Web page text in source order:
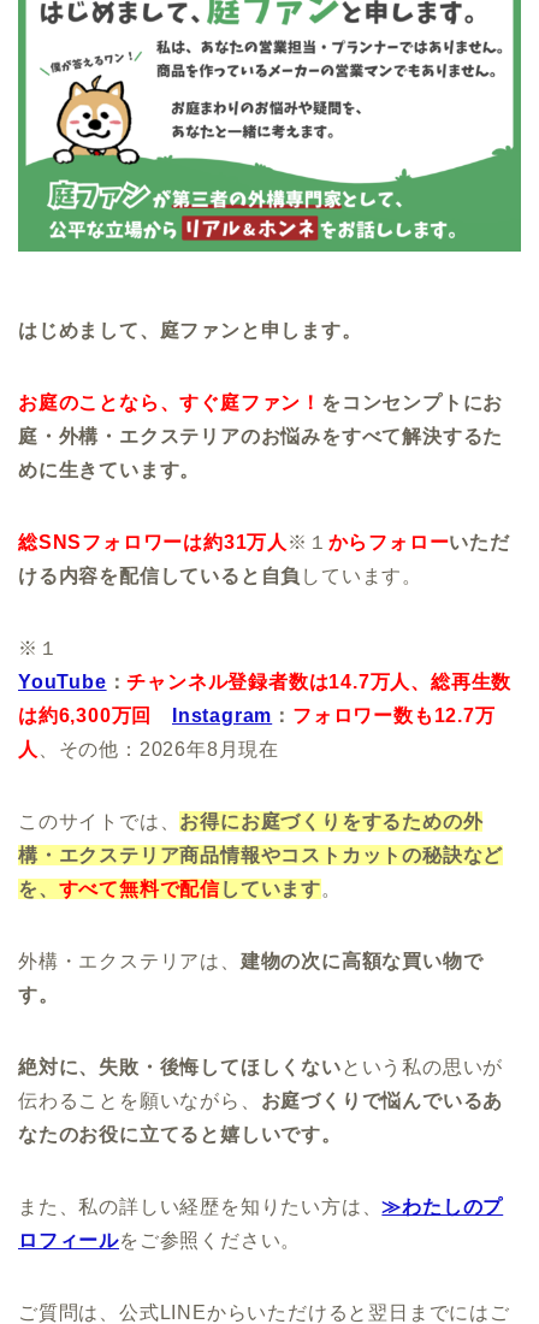
はじめまして、庭ファンと申します。
お庭のことなら、すぐ庭ファン！ をコンセンプトにお
庭・外構・エクステリアのお悩みをすべて解決するた
めに生きています。
総SNSフォロワーは約31万人 ※１ からフォローいただ
ける内容を配信していると自負 しています。
※１
YouTube ：チャンネル登録者数は14.7万人、総再生数
は約6,300万回
Instagram ： フォロワー数も12.7万
人
、その他：2026年8月現在
このサイトでは、 お得にお庭づくりをするための外
構・エクステリア商品情報やコストカットの秘訣など
を、 すべて無料で配信 しています。
外構・エクステリアは、 建物の次に高額な買い物で
す。
絶対に、失敗・後悔してほしくないという私の思いが
伝わることを願いながら、 お庭づくりで悩んでいるあ
なたのお役に立てると嬉しいです。
また、私の詳しい経歴を知りたい方は、≫わたしのプ
ロフィールをご参照ください。
ご質問は、公式LINEからいただけると翌日までにはご